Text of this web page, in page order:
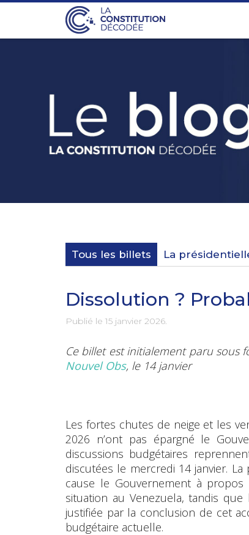
Tous les billets La
Dissolution ?
Publié le 15 janvier 2026.
Ce billet est initialement paru sous
Nouvel Obs, le 14 janvier
Les fortes chutes de neige et les
2026 n’ont pas épargné le
discussions budgétaires
discutées le mercredi 14 janvier.
cause le Gouvernement à
situation au Venezuela, tandis
justifiée par la conclusion de cet
budgétaire actuelle.